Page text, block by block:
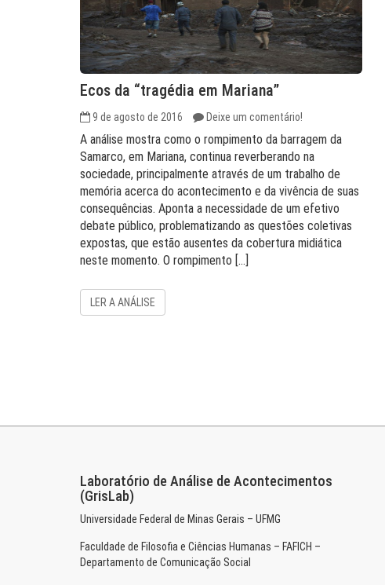
Ecos da “tragédia em Mariana”
9 de agosto de 2016 Deixe um comentário!
A análise mostra como o rompimento da barragem da
Samarco, em Mariana, continua reverberando na
sociedade, principalmente através de um trabalho de
memória acerca do acontecimento e da vivência de suas
consequências. Aponta a necessidade de um efetivo
debate público, problematizando as questões coletivas
expostas, que estão ausentes da cobertura midiática
neste momento. O rompimento […]
LER A ANÁLISE
Laboratório de Análise de Acontecimentos
(GrisLab)
Universidade Federal de Minas Gerais – UFMG
Faculdade de Filosofia e Ciências Humanas – FAFICH –
Departamento de Comunicação Social